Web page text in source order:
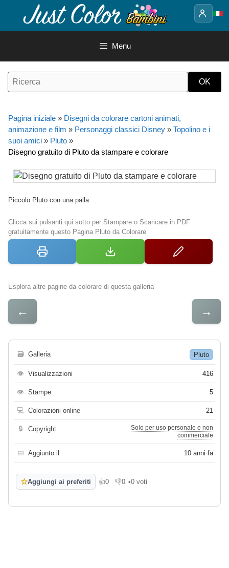
contenuto
Menu
Pagina iniziale » Disegni da colorare cartoni animati,
animazione e film » Personaggi classici Disney » Topolino e i
suoi amici » Pluto »
Disegno gratuito di Pluto da stampare e colorare
Piccolo Pluto con una palla
Clicca sui pulsanti qui sotto per Stampare o Scaricare in PDF
gratuitamente questo Pagina Pluto da Colorare
Esplora altre pagine da colorare di questa galleria
← →
🗃 Galleria Pluto
👁 Visualizzazioni 416
👁 Stampe 5
💻 Colorazioni online 21
🔒 Copyright
Solo per uso personale e non
commerciale
📅 Aggiunto il 10 anni fa
☆Aggiungi ai preferiti 👍0
Mi piace
👎0
Non mi piace
•0 voti